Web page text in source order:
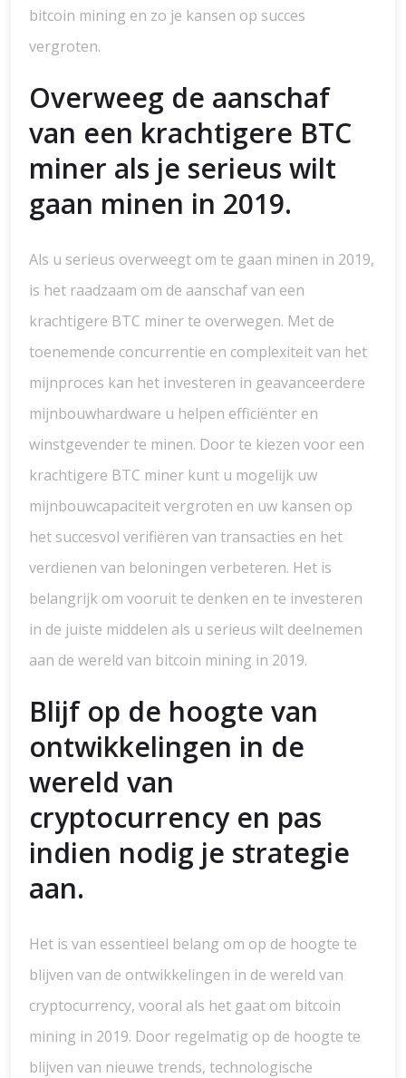
bitcoin mining en zo je kansen op succes
vergroten.
Overweeg de aanschaf
van een krachtigere BTC
miner als je serieus wilt
gaan minen in 2019.
Als u serieus overweegt om te gaan minen in 2019,
is het raadzaam om de aanschaf van een
krachtigere BTC miner te overwegen. Met de
toenemende concurrentie en complexiteit van het
mijnproces kan het investeren in geavanceerdere
mijnbouwhardware u helpen efficiënter en
winstgevender te minen. Door te kiezen voor een
krachtigere BTC miner kunt u mogelijk uw
mijnbouwcapaciteit vergroten en uw kansen op
het succesvol verifiëren van transacties en het
verdienen van beloningen verbeteren. Het is
belangrijk om vooruit te denken en te investeren
in de juiste middelen als u serieus wilt deelnemen
aan de wereld van bitcoin mining in 2019.
Blijf op de hoogte van
ontwikkelingen in de
wereld van
cryptocurrency en pas
indien nodig je strategie
aan.
Het is van essentieel belang om op de hoogte te
blijven van de ontwikkelingen in de wereld van
cryptocurrency, vooral als het gaat om bitcoin
mining in 2019. Door regelmatig op de hoogte te
blijven van nieuwe trends, technologische